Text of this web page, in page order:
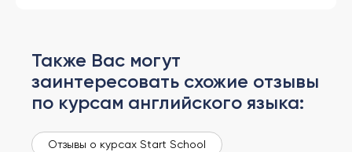
Также Вас могут
заинтересовать схожие отзывы
по курсам английского языка:
Отзывы о курсах Start School